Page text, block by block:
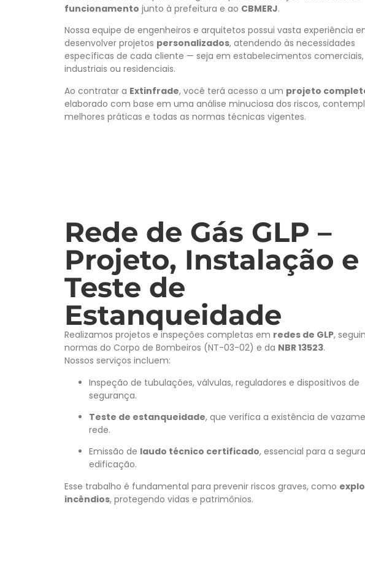
funcionamento junto à prefeitura e ao CBMERJ.
Nossa equipe de engenheiros e arquitetos possui vasta experiência
desenvolver projetos personalizados, atendendo às necessidades
específicas de cada cliente — seja em estabelecimentos comerciais,
industriais ou residenciais.
Ao contratar a Extinfrade, você terá acesso a um projeto
elaborado com base em uma análise minuciosa dos riscos,
melhores práticas e todas as normas técnicas vigentes.
Rede de Gás GLP –
Projeto, Instalação e
Teste de
Estanqueidade
Realizamos projetos e inspeções completas em redes de GLP,
normas do Corpo de Bombeiros (NT-03-02) e da NBR 13523.
Nossos serviços incluem:
Inspeção de tubulações, válvulas, reguladores e dispositivos de
segurança.
Teste de estanqueidade, que verifica a existência de
rede.
Emissão de laudo técnico certificado, essencial para a
edificação.
Esse trabalho é fundamental para prevenir riscos graves, como
incêndios, protegendo vidas e patrimônios.